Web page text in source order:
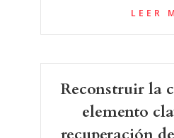
LEER
Reconstruir la
elemento